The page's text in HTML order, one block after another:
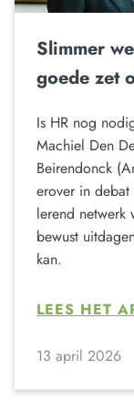
Slimmer
goede zet
Is HR nog
Machiel Den
Beirendonck
erover in
lerend netwerk
bewust
kan.
LEES HET
13 april 2026